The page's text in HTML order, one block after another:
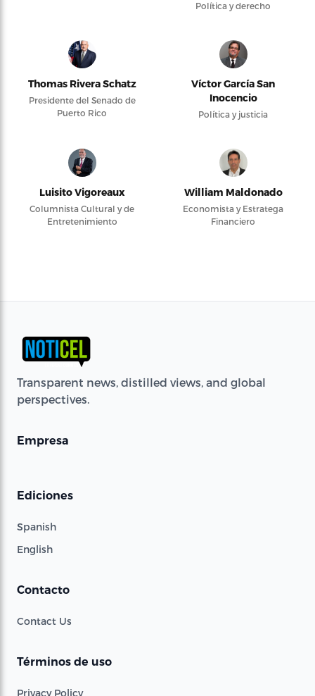
Política y derecho
Thomas Rivera Schatz
Presidente del Senado de
Puerto Rico
Víctor García San
Inocencio
Política y justicia
Luisito Vigoreaux
Columnista Cultural y de
Entretenimiento
William Maldonado
Economista y Estratega
Financiero
Transparent news, distilled views, and global
perspectives.
Empresa
Ediciones
Spanish
English
Contacto
Contact Us
Términos de uso
Privacy Policy